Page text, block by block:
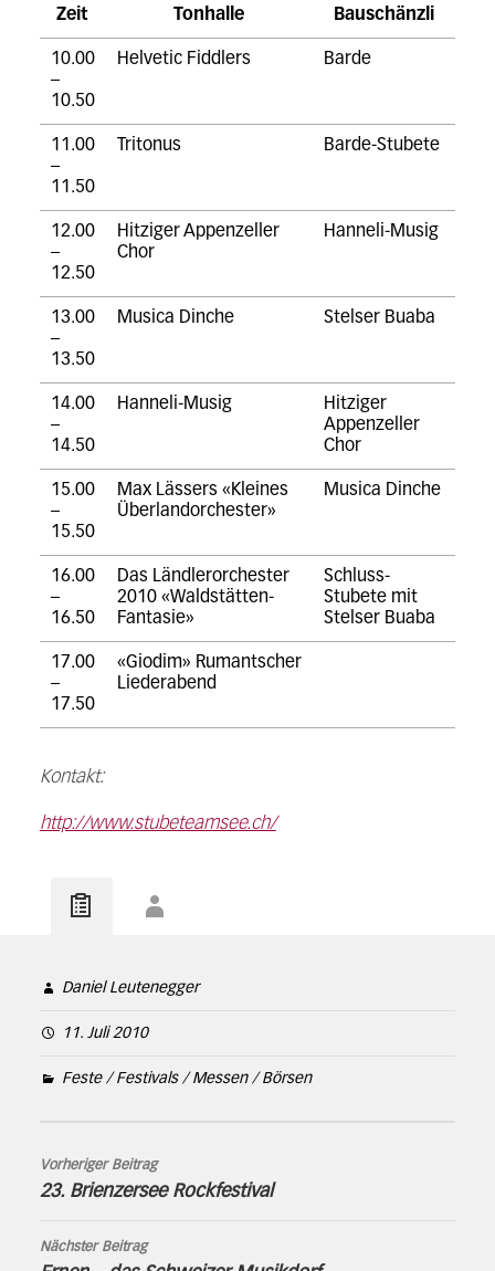
Zeit Tonhalle Bauschänzli
10.00
–
10.50
Helvetic Fiddlers Barde
11.00
–
11.50
Tritonus Barde-Stubete
12.00
–
12.50
Hitziger Appenzeller
Chor
Hanneli-Musig
13.00
–
13.50
Musica Dinche Stelser Buaba
14.00
–
14.50
Hanneli-Musig
Hitziger
Appenzeller
Chor
15.00
–
15.50
Max Lässers «Kleines
Überlandorchester»
Musica Dinche
16.00
–
16.50
Das Ländlerorchester
2010 «Waldstätten-
Fantasie»
Schluss-
Stubete mit
Stelser Buaba
17.00
–
17.50
«Giodim» Rumantscher
Liederabend
Kontakt:
http://www.stubeteamsee.ch/
Daniel Leutenegger
11. Juli 2010
Feste / Festivals / Messen / Börsen
Vorheriger Beitrag
23. Brienzersee Rockfestival
Nächster Beitrag